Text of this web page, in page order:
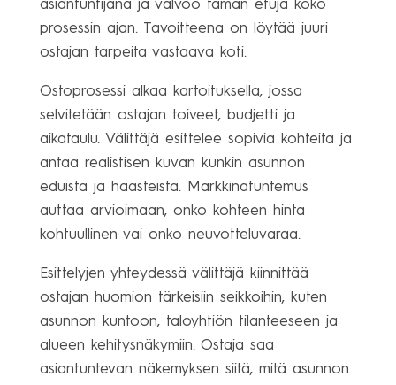
asiantuntijana ja valvoo tämän etuja koko
prosessin ajan. Tavoitteena on löytää juuri
ostajan tarpeita vastaava koti.
Ostoprosessi alkaa kartoituksella, jossa
selvitetään ostajan toiveet, budjetti ja
aikataulu. Välittäjä esittelee sopivia kohteita ja
antaa realistisen kuvan kunkin asunnon
eduista ja haasteista. Markkinatuntemus
auttaa arvioimaan, onko kohteen hinta
kohtuullinen vai onko neuvotteluvaraa.
Esittelyjen yhteydessä välittäjä kiinnittää
ostajan huomion tärkeisiin seikkoihin, kuten
asunnon kuntoon, taloyhtiön tilanteeseen ja
alueen kehitysnäkymiin. Ostaja saa
asiantuntevan näkemyksen siitä, mitä asunnon